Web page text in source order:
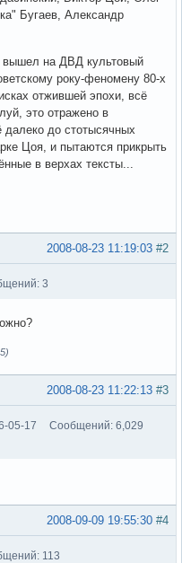
Бугаев, Александр
на ДВД культовый
року-феномену 80-х
отжившей эпохи, всё
это отражено в
до стотысячных
Цоя, и пытаются прикрыть
в верхах тексты...
#2
2008-08-23 11:19:03
3
#3
2008-08-23 11:22:13
05-17
Сообщений: 6,029
#4
2008-09-09 19:55:30
113